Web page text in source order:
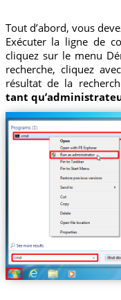
Tout d’abord, vous
Exécuter la ligne de
cliquez sur le menu
recherche, cliquez
résultat de la
tant